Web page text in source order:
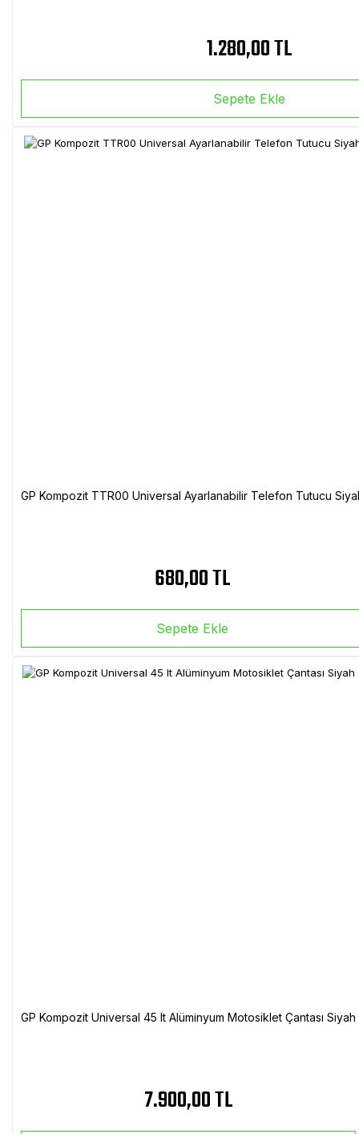
1.280,00 TL
Sepete Ekle
GP Kompozit TTR00 Universal Ayarlanabilir Telefon Tutucu
680,00 TL
Sepete Ekle
GP Kompozit Universal 45 lt Alüminyum Motosiklet Çantası Siyah
7.900,00 TL